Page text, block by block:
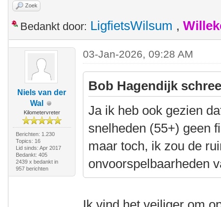
Zoek
Bedankt door: LigfietsWilsum ,
Niels van der
Wal
Kilometervreter
Berichten: 1.230
Topics: 16
Lid sinds: Apr 2017
Bedankt: 405
2439 x bedankt in
957 berichten
03-Jan-2026, 09:28 AM
Bob Hagendijk
Ja ik heb ook gezien
snelheden (55+) geen
maar toch, ik zou de
onvoorspelbaarheden